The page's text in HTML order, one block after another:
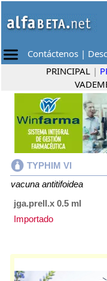
Contáctenos |
PRINCIPAL |
TYPHIM VI
vacuna antitifoidea
jga.prell.x 0.5 ml
Importado
antitífica . Es producido por